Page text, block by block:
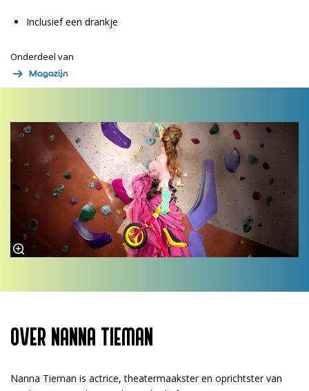
Inclusief een drankje
Onderdeel van
Magazijn
OVER NANNA TIEMAN
Nanna Tieman is actrice, theatermaakster en oprichtster van